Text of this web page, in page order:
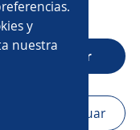
y
nuestra
a comercial bancario
la app
Abrir
Continuar